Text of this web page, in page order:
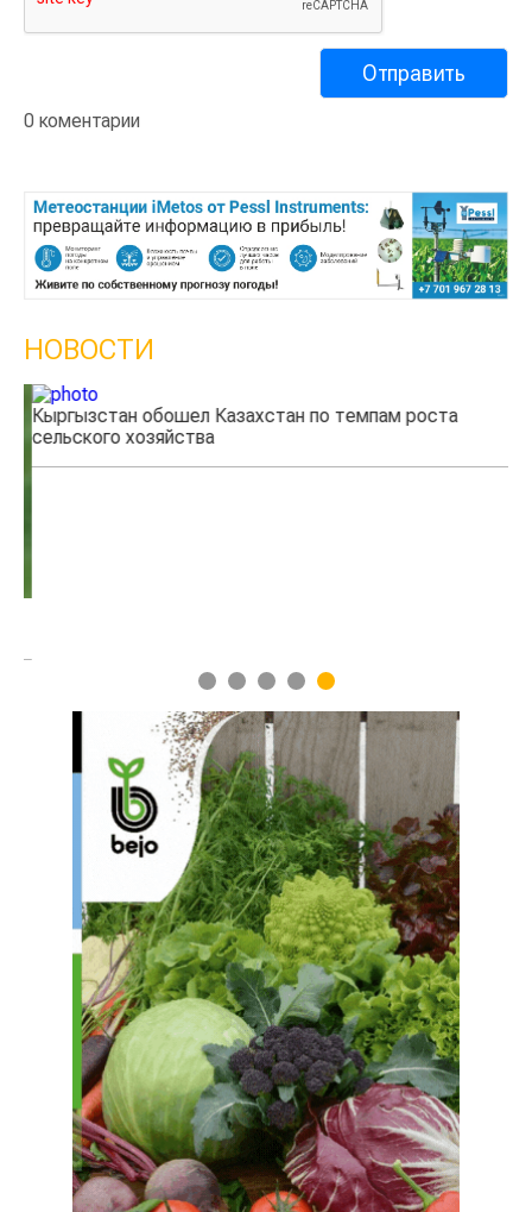
0 коментарии
НОВОСТИ
Кыргызстан обошел Казахстан по темпам роста
сельского хозяйства
1 2 3 4 5